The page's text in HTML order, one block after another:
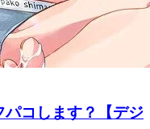
パコします？【デジ